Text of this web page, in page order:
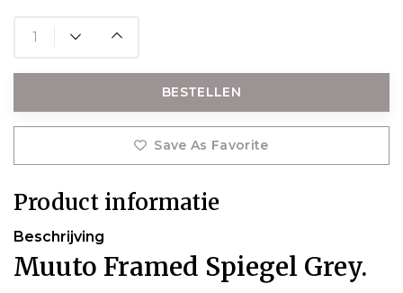
BESTELLEN
Save As Favorite
Product informatie
Beschrijving
Muuto Framed Spiegel Grey.